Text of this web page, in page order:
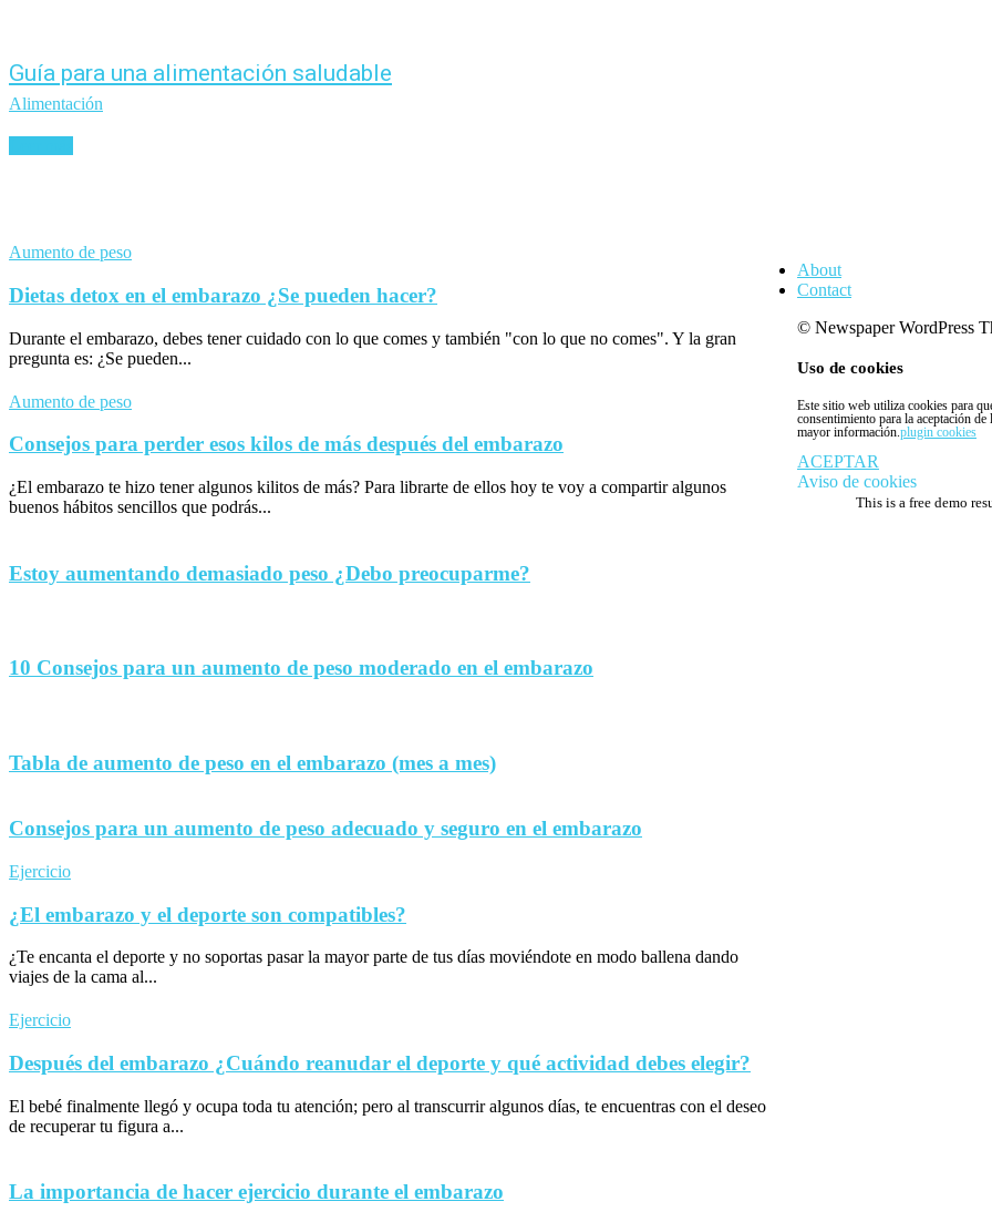
Guía para una alimentación saludable
Alimentación
Aumento de peso
Dietas detox en el embarazo ¿Se pueden hacer?
Durante el embarazo, debes tener cuidado con lo que comes y también "con lo que no comes". Y la gran
pregunta es: ¿Se pueden...
Aumento de peso
Consejos para perder esos kilos de más después del embarazo
¿El embarazo te hizo tener algunos kilitos de más? Para librarte de ellos hoy te voy a compartir algunos
buenos hábitos sencillos que podrás...
Estoy aumentando demasiado peso ¿Debo preocuparme?
10 Consejos para un aumento de peso moderado en el embarazo
Tabla de aumento de peso en el embarazo (mes a mes)
Consejos para un aumento de peso adecuado y seguro en el embarazo
Ejercicio
¿El embarazo y el deporte son compatibles?
¿Te encanta el deporte y no soportas pasar la mayor parte de tus días moviéndote en modo ballena dando
viajes de la cama al...
Ejercicio
Después del embarazo ¿Cuándo reanudar el deporte y qué actividad debes elegir?
El bebé finalmente llegó y ocupa toda tu atención; pero al transcurrir algunos días, te encuentras con el deseo
de recuperar tu figura a...
La importancia de hacer ejercicio durante el embarazo
About
Contact
© Newspaper WordPress
Uso de cookies
Este sitio web utiliza cookies para
consentimiento para la aceptación
mayor información.plugin cookies
ACEPTAR
Aviso de cookies
This is a free demo